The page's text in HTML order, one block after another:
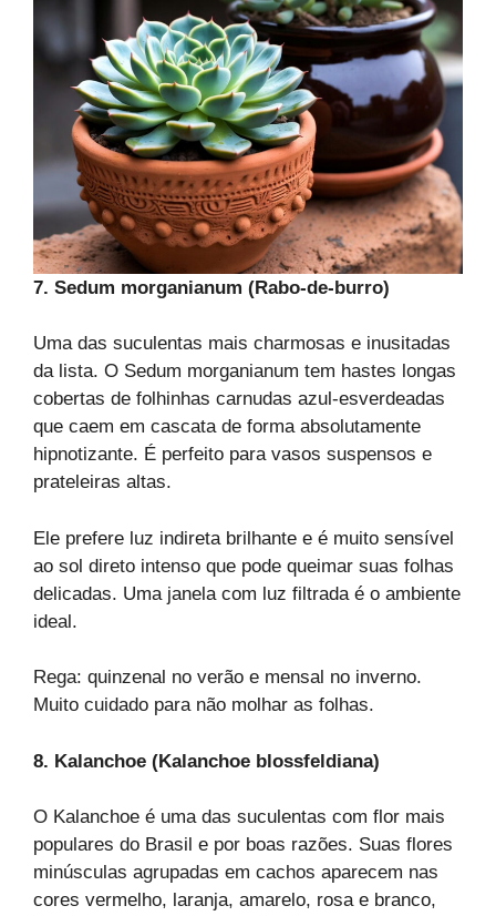
7. Sedum morganianum (Rabo-de-burro)
Uma das suculentas mais charmosas e inusitadas
da lista. O Sedum morganianum tem hastes longas
cobertas de folhinhas carnudas azul-esverdeadas
que caem em cascata de forma absolutamente
hipnotizante. É perfeito para vasos suspensos e
prateleiras altas.
Ele prefere luz indireta brilhante e é muito sensível
ao sol direto intenso que pode queimar suas folhas
delicadas. Uma janela com luz filtrada é o ambiente
ideal.
Rega: quinzenal no verão e mensal no inverno.
Muito cuidado para não molhar as folhas.
8. Kalanchoe (Kalanchoe blossfeldiana)
O Kalanchoe é uma das suculentas com flor mais
populares do Brasil e por boas razões. Suas flores
minúsculas agrupadas em cachos aparecem nas
cores vermelho, laranja, amarelo, rosa e branco,